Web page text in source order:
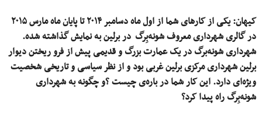
کیهان:یکی از
کارهای شما از اول ماه دسامبر ۲۰۱۴ تا پایان ماه مارس ۲۰۱۵
در گالری شهرداری معروف شونه‌بِرگ در برلین به نمایش گذاشته شده.
شهرداری شونه‌برگ در یک عمارت بزرگ و قدیمی پیش از فرو ریختن دیوار
برلین شهرداری مرکزی برلین غربی بود و از نظر سیاسی و تاریخی شخصیت
ویژه‌ای دارد. این کار شما در باره‌ی چیست ؟و چگونه به شهرداری
شونه‌بِرگ راه پیدا کرد؟